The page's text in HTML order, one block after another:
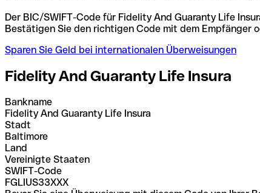
Der BIC/SWIFT-Code für Fidelity And Guaranty Life
Bestätigen Sie den richtigen Code mit dem Empfänger
Sparen Sie Geld bei internationalen Überweisungen
Fidelity And Guaranty Life Insura
Bankname
Fidelity And Guaranty Life Insura
Stadt
Baltimore
Land
Vereinigte Staaten
SWIFT-Code
FGLIUS33XXX